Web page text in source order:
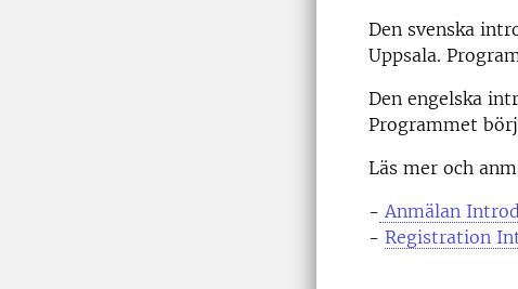
Den svenska
Uppsala.
Den engelska
Programmet
Läs mer och
- Anmälan
- Registration